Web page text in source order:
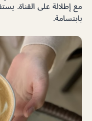
مع إطلالة على القناة.
بابتسامة.